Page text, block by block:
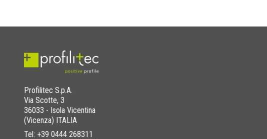
Profilitec S.p.A.
Via Scotte, 3
36033 - Isola Vicentina
(Vicenza) ITALIA
Tel: +39 0444 268311